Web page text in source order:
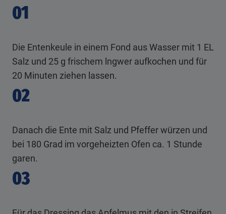
01
Die Entenkeule in einem Fond aus Wasser mit 1 EL
Salz und 25 g frischem lngwer aufkochen und für
20 Minuten ziehen lassen.
02
Danach die Ente mit Salz und Pfeffer würzen und
bei 180 Grad im vorgeheizten Ofen ca. 1 Stunde
garen.
03